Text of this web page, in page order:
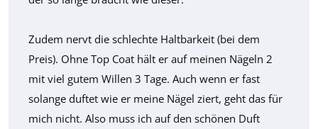
Zudem nervt die schlechte Haltbarkeit (bei dem
Preis). Ohne Top Coat hält er auf meinen Nägeln 2
mit viel gutem Willen 3 Tage. Auch wenn er fast
solange duftet wie er meine Nägel ziert, geht das für
mich nicht. Also muss ich auf den schönen Duft